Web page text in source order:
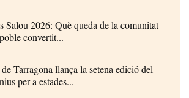
Salou 2026: Què queda de la comunitat
convertit...
Tarragona llança la setena edició del
per a estades...